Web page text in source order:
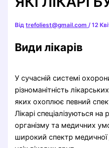
Відtrefoliest@gmail.com/12
Види лікарів
У сучасній системі
різноманітність
яких охоплює певний
Лікарі спеціалізуються
організму та медичних
широкий спектр медичної